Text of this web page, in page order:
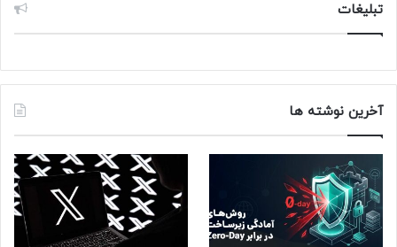
تبلیغات
آخرین نوشته ها